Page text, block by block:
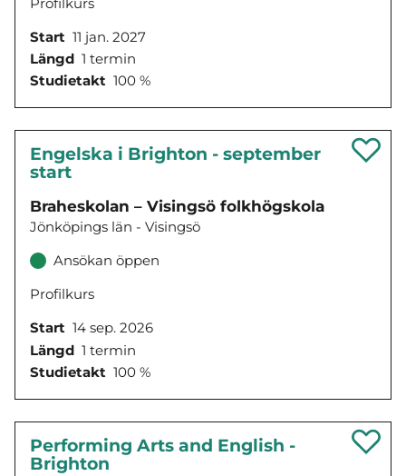
Start 11 jan. 2027
Längd 1 termin
Studietakt 100 %
Engelska i Brighton - september
start
Braheskolan – Visingsö folkhögskola
Jönköpings län - Visingsö
Ansökan öppen
Profilkurs
Start 14 sep. 2026
Längd 1 termin
Studietakt 100 %
Performing Arts and English -
Brighton